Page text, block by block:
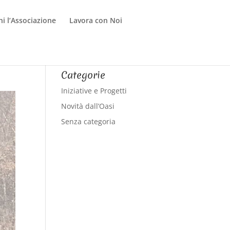
l’Associazione Lavora con Noi
Categorie
Iniziative e Progetti
Novità dall’Oasi
Senza categoria